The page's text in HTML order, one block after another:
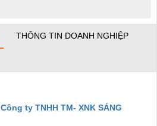
THÔNG TIN DOANH NGHIỆP
Công ty TNHH TM- XNK SÁNG